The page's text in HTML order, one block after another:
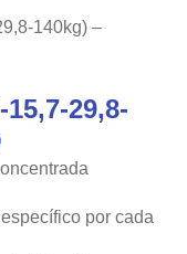
140kg) –
29,8-
por cada